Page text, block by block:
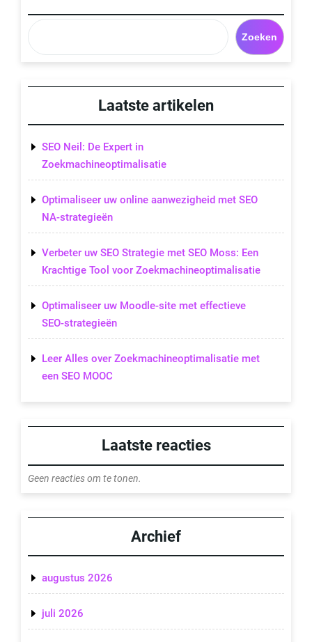
Zoeken
Laatste artikelen
SEO Neil: De Expert in
Zoekmachineoptimalisatie
Optimaliseer uw online aanwezigheid met SEO
NA-strategieën
Verbeter uw SEO Strategie met SEO Moss: Een
Krachtige Tool voor Zoekmachineoptimalisatie
Optimaliseer uw Moodle-site met effectieve
SEO-strategieën
Leer Alles over Zoekmachineoptimalisatie met
een SEO MOOC
Laatste reacties
Geen reacties om te tonen.
Archief
augustus 2026
juli 2026